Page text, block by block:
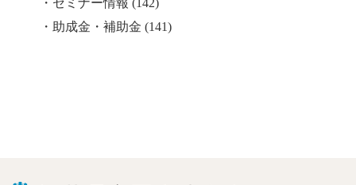
セミナー情報 (142)
助成金・補助金 (141)